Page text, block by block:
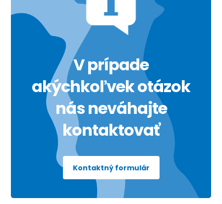
V prípade
akýchkoľvek otázok
nás neváhajte
kontaktovať
Kontaktný formulár